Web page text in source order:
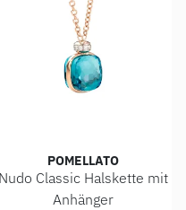
POMELLATO
Nudo Classic Halskette mit
Anhänger